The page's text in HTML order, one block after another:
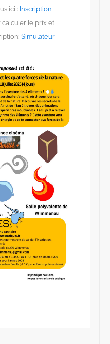
ici : Inscription
le prix et
Simulateur